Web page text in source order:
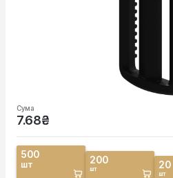
Сума
7.68₴
500
шт 200
шт 20
шт